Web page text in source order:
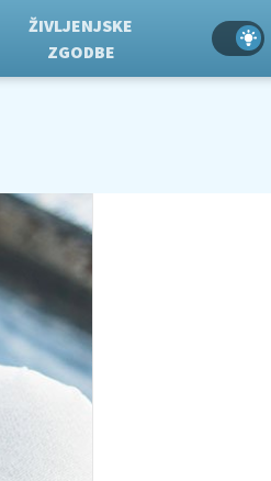
ŽIVLJENJSKE
ZGODBE